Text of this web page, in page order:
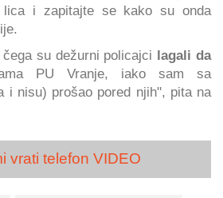
i zapitajte se kako su onda
su dežurni policajci
lagali da
PU Vranje, iako sam sa
i nisu) prošao pored njih", pita na
vrati telefon VIDEO